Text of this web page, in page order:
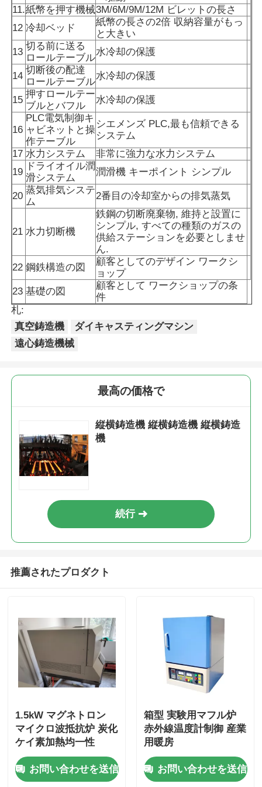
真空の誘導の溶ける炉
産業溶ける炉
アルミニウム融解炉
バキュームシンターストーブ
ガラス和らげる炉
プラズマアーク炉
車の最下の炉
高温炉
工業用温水ボイラー
産業用実験室のオーブン
真空の乾燥オーブン
CCM 鋳造機
11.紙幣を押す機械3M/6M/9M/12M ビレットの長さ
12 冷却ベッド
紙幣の長さの2倍 収納容量がもっ
と大きい
13
切る前に送る
ロールテーブル
水冷却の保護
14
切断後の配達
ロールテーブル
水冷却の保護
15
押すロールテー
ブルとバフル
水冷却の保護
16
PLC電気制御キ
ャビネットと操
作テーブル
シエメンズ PLC,最も信頼できる
システム
17 水力システム
非常に強力な水力システム
19
ドライオイル潤
滑システム
潤滑機 キーポイント シンプル
20
蒸気排気システ
ム
2番目の冷却室からの排気蒸気
21 水力切断機
鉄鋼の切断廃棄物, 維持と設置に
シンプル, すべての種類のガスの
供給ステーションを必要としませ
ん.
22 鋼鉄構造の図
顧客としてのデザイン ワークシ
ョップ
23 基礎の図
顧客として ワークショップの条
件
札:
真空鋳造機
ダイキャスティングマシン
遠心鋳造機械
最高の価格で
縦横鋳造機 縦横鋳造機 縦横鋳造
機
続行
推薦されたプロダクト
1.5kW マグネトロン
マイクロ波抵抗炉 炭化
ケイ素加熱均一性
お問い合わせを送信
箱型 実験用マフル炉
赤外線温度計制御 産業
用暖房
お問い合わせを送信